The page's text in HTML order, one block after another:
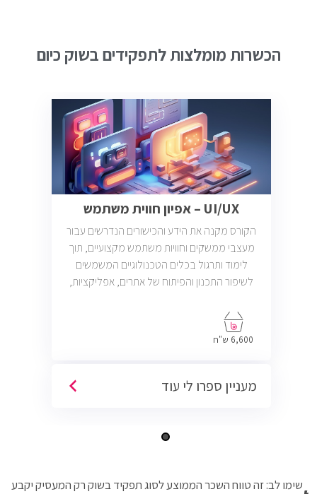
הכשרות מומלצות לתפקידים בשוק כיום
UI/UX – אפיון חווית משתמש
הקורס מקנה את הידע והכישורים הנדרשים עבור
מעצבי ממשקים וחוויות משתמש מקצועיים, תוך
לימוד ותרגול בכלים הטכנולוגיים המשמשים
לשיפור התכנון והפיתוח של אתרים, אפליקציות,
ממשק וחווית משתמש פתוחות בשוק והרבה
6,600 ש"ח
מעניין ספרו לי עוד
שימו לב: זה טווח השכר הממוצע לסוג תפקיד בשוק רק המעסיק יקבע